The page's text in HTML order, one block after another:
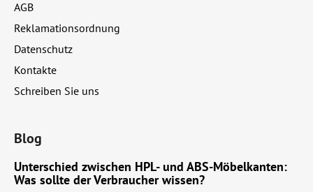
AGB
Reklamationsordnung
Datenschutz
Kontakte
Schreiben Sie uns
Blog
Unterschied zwischen HPL- und ABS-Möbelkanten:
Was sollte der Verbraucher wissen?